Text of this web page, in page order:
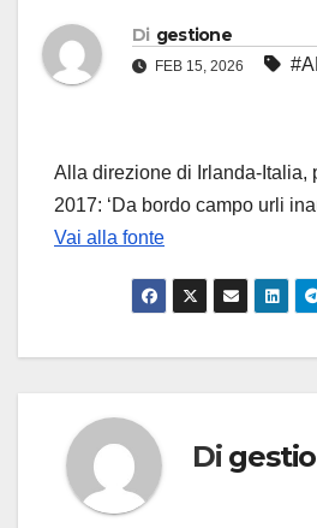
Di gestione
FEB 15, 2026
Alla direzione di Irlanda-Italia,
2017: ‘Da bordo campo urli
Vai alla fonte
Di